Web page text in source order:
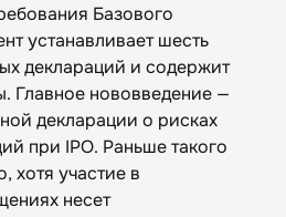
Базового
устанавливает шесть
деклараций и содержит
Главное нововведение —
декларации о рисках
при IPO. Раньше такого
хотя участие в
несет